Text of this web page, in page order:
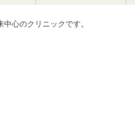
心のクリニックです。